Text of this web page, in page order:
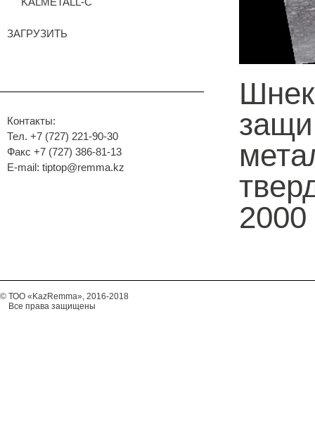
ЗАГРУЗИТЬ
Контакты:
Тел. +7 (727) 221-90-30
Факс +7 (727) 386-81-13
E-mail: tiptop@remma.kz
© ТОО «KazRemma», 2016-2018
Все права защищены